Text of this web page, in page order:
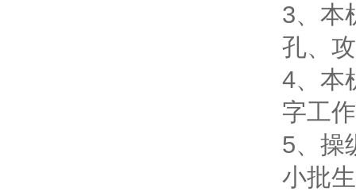
3、本
孔、
4、本
字工
5、操
小批